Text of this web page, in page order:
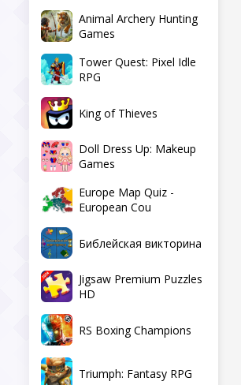
Animal Archery Hunting
Games
Tower Quest: Pixel Idle
RPG
King of Thieves
Doll Dress Up: Makeup
Games
Europe Map Quiz -
European Cou
Библейская викторина
Jigsaw Premium Puzzles
HD
RS Boxing Champions
Triumph: Fantasy RPG